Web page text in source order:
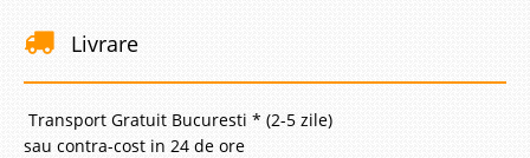
Livrare
Transport Gratuit Bucuresti * (2-5 zile)
sau contra-cost in 24 de ore